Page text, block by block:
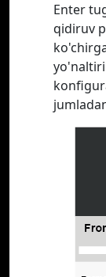
Enter
qidiruv